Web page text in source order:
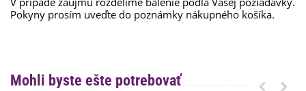
Pokyny prosím uveďte do poznámky nákupného košíka.
Mohli byste ešte potrebovať